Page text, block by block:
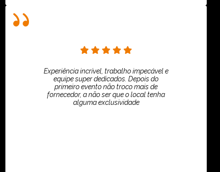
Experiência incrível, trabalho impecável e
equipe super dedicados. Depois do
primeiro evento não troco mais de
fornecedor, a não ser que o local tenha
alguma exclusividade